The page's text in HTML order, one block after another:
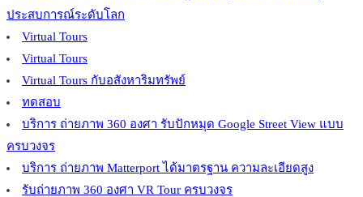
ประสบการณ์ระดับโลก
Virtual Tours
Virtual Tours
Virtual Tours กับอสังหาริมทรัพย์
ทดสอบ
บริการ ถ่ายภาพ 360 องศา รับปักหมุด Google Street View แบบ
ครบวงจร
บริการ ถ่ายภาพ Matterport ได้มาตรฐาน ความละเอียดสูง
รับถ่ายภาพ 360 องศา VR Tour ครบวงจร